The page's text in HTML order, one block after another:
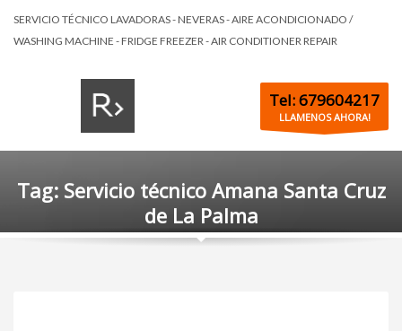
SERVICIO TÉCNICO LAVADORAS - NEVERAS - AIRE ACONDICIONADO /
WASHING MACHINE - FRIDGE FREEZER - AIR CONDITIONER REPAIR
Tel: 679604217
LLAMENOS AHORA!
Tag: Servicio técnico Amana Santa Cruz
de La Palma